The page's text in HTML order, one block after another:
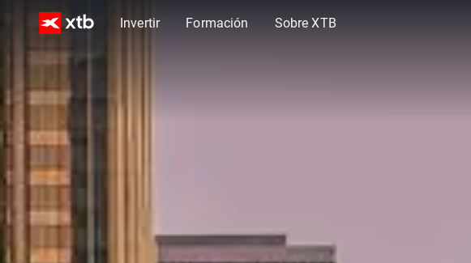
Invertir Formación Sobre XTB